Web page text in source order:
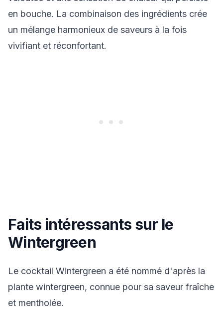
en bouche. La combinaison des ingrédients crée
un mélange harmonieux de saveurs à la fois
vivifiant et réconfortant.
Faits intéressants sur le
Wintergreen
Le cocktail Wintergreen a été nommé d'après la
plante wintergreen, connue pour sa saveur fraîche
et mentholée.